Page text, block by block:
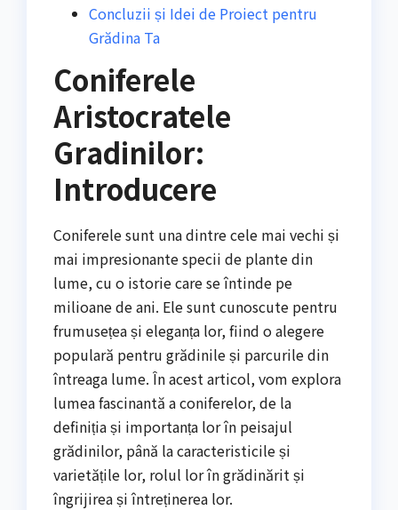
Concluzii și Idei de Proiect pentru
Grădina Ta
Coniferele
Aristocratele
Gradinilor:
Introducere
Coniferele sunt una dintre cele mai vechi și
mai impresionante specii de plante din
lume, cu o istorie care se întinde pe
milioane de ani. Ele sunt cunoscute pentru
frumusețea și eleganța lor, fiind o alegere
populară pentru grădinile și parcurile din
întreaga lume. În acest articol, vom explora
lumea fascinantă a coniferelor, de la
definiția și importanța lor în peisajul
grădinilor, până la caracteristicile și
varietățile lor, rolul lor în grădinărit și
îngrijirea și întreținerea lor.